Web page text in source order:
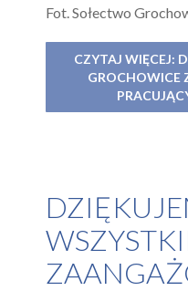
Fot. Sołectwo
CZYTAJ WIĘCEJ:
GROCHOWICE